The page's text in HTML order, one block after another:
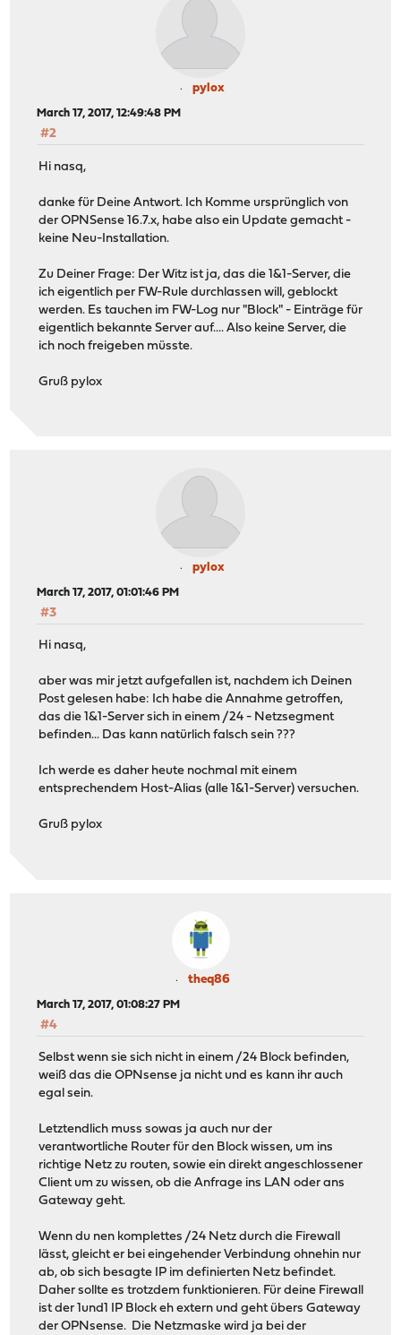
pylox
March 17, 2017, 12:49:48 PM
#2
Hi nasq,
danke für Deine Antwort. Ich Komme ursprünglich von
der OPNSense 16.7.x, habe also ein Update gemacht -
keine Neu-Installation.
Zu Deiner Frage: Der Witz ist ja, das die 1&1-Server, die
ich eigentlich per FW-Rule durchlassen will, geblockt
werden. Es tauchen im FW-Log nur "Block" - Einträge für
eigentlich bekannte Server auf.... Also keine Server, die
ich noch freigeben müsste.
Gruß pylox
pylox
March 17, 2017, 01:01:46 PM
#3
Hi nasq,
aber was mir jetzt aufgefallen ist, nachdem ich Deinen
Post gelesen habe: Ich habe die Annahme getroffen,
das die 1&1-Server sich in einem /24 - Netzsegment
befinden... Das kann natürlich falsch sein ???
Ich werde es daher heute nochmal mit einem
entsprechendem Host-Alias (alle 1&1-Server) versuchen.
Gruß pylox
theq86
March 17, 2017, 01:08:27 PM
#4
Selbst wenn sie sich nicht in einem /24 Block befinden,
weiß das die OPNsense ja nicht und es kann ihr auch
egal sein.
Letztendlich muss sowas ja auch nur der
verantwortliche Router für den Block wissen, um ins
richtige Netz zu routen, sowie ein direkt angeschlossener
Client um zu wissen, ob die Anfrage ins LAN oder ans
Gateway geht.
Wenn du nen komplettes /24 Netz durch die Firewall
lässt, gleicht er bei eingehender Verbindung ohnehin nur
ab, ob sich besagte IP im definierten Netz befindet.
Daher sollte es trotzdem funktionieren. Für deine Firewall
ist der 1und1 IP Block eh extern und geht übers Gateway
der OPNsense. Die Netzmaske wird ja bei der